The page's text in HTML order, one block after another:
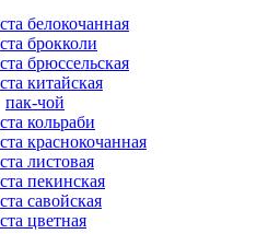
белокочанная
брокколи
брюссельская
китайская
пак-чой
кольраби
краснокочанная
листовая
пекинская
савойская
цветная